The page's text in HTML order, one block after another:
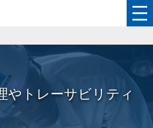
やトレーサビリティ